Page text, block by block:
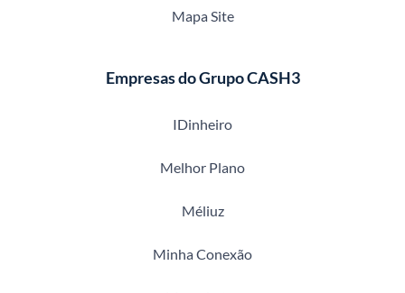
Mapa Site
Empresas do Grupo CASH3
IDinheiro
Melhor Plano
Méliuz
Minha Conexão